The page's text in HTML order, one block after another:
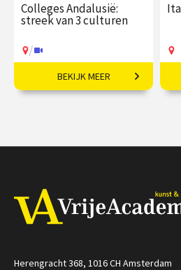
Colleges Andalusië:
streek van 3 culturen
/
Hoe joden, moslims en
christenen met elkaar
BEKIJK MEER
de
Herengracht 368, 1016 CH Amsterdam